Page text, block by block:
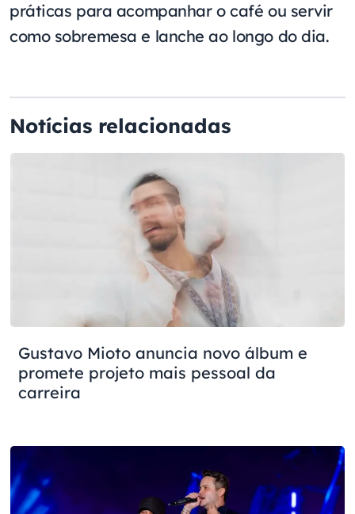
práticas para acompanhar o café ou servir
como sobremesa e lanche ao longo do dia.
Notícias relacionadas
Gustavo Mioto anuncia novo álbum e
promete projeto mais pessoal da
carreira